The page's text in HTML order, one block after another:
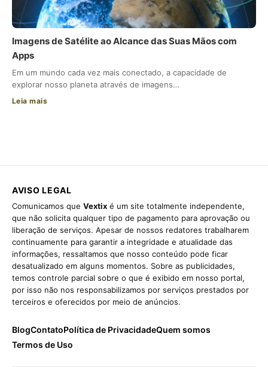
Imagens de Satélite ao Alcance das Suas Mãos com
Apps
Em um mundo cada vez mais conectado, a capacidade de
explorar nosso planeta através de imagens…
Leia mais
AVISO LEGAL
Comunicamos que Vextix é um site totalmente independente,
que não solicita qualquer tipo de pagamento para aprovação ou
liberação de serviços. Apesar de nossos redatores trabalharem
continuamente para garantir a integridade e atualidade das
informações, ressaltamos que nosso conteúdo pode ficar
desatualizado em alguns momentos. Sobre as publicidades,
temos controle parcial sobre o que é exibido em nosso portal,
por isso não nos responsabilizamos por serviços prestados por
terceiros e oferecidos por meio de anúncios.
BlogContatoPolítica de PrivacidadeQuem somos
Termos de Uso